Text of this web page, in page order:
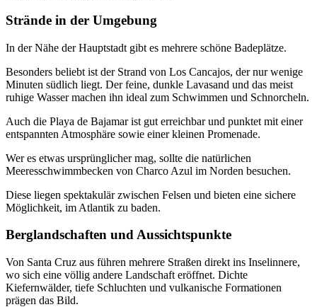
Strände in der Umgebung
In der Nähe der Hauptstadt gibt es mehrere schöne Badeplätze.
Besonders beliebt ist der Strand von Los Cancajos, der nur wenige
Minuten südlich liegt. Der feine, dunkle Lavasand und das meist
ruhige Wasser machen ihn ideal zum Schwimmen und Schnorcheln.
Auch die Playa de Bajamar ist gut erreichbar und punktet mit einer
entspannten Atmosphäre sowie einer kleinen Promenade.
Wer es etwas ursprünglicher mag, sollte die natürlichen
Meeresschwimmbecken von Charco Azul im Norden besuchen.
Diese liegen spektakulär zwischen Felsen und bieten eine sichere
Möglichkeit, im Atlantik zu baden.
Berglandschaften und Aussichtspunkte
Von Santa Cruz aus führen mehrere Straßen direkt ins Inselinnere,
wo sich eine völlig andere Landschaft eröffnet. Dichte
Kiefernwälder, tiefe Schluchten und vulkanische Formationen
prägen das Bild.